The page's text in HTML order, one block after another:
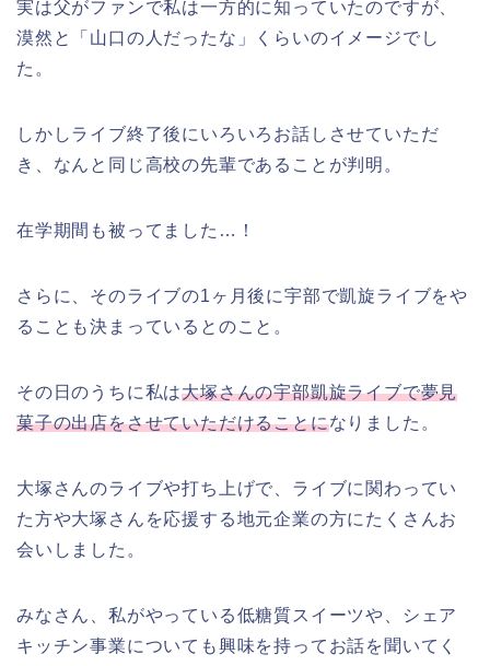
実は父がファンで私は一方的に知っていたのですが、
漠然と「山口の人だったな」くらいのイメージでし
た。
しかしライブ終了後にいろいろお話しさせていただ
き、なんと同じ高校の先輩であることが判明。
在学期間も被ってました…！
さらに、そのライブの1ヶ月後に宇部で凱旋ライブをや
ることも決まっているとのこと。
その日のうちに私は大塚さんの宇部凱旋ライブで夢見
菓子の出店をさせていただけることになりました。
大塚さんのライブや打ち上げで、ライブに関わってい
た方や大塚さんを応援する地元企業の方にたくさんお
会いしました。
みなさん、私がやっている低糖質スイーツや、シェア
キッチン事業についても興味を持ってお話を聞いてく